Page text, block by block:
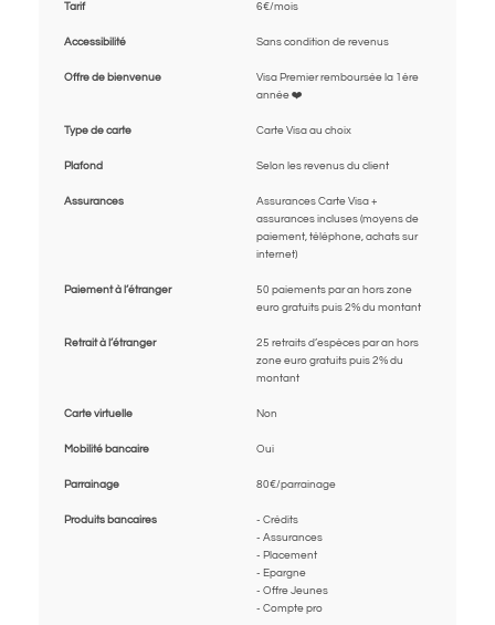
Tarif 6€/mois
Accessibilité Sans condition de revenus
Offre de bienvenue
Visa Premier remboursée la 1ère
année ❤️
Type de carte Carte Visa au choix
Plafond Selon les revenus du client
Assurances
Assurances Carte Visa +
assurances incluses (moyens de
paiement, téléphone, achats sur
internet)
Paiement à l’étranger
50 paiements par an hors zone
euro gratuits puis 2% du montant
Retrait à l’étranger
25 retraits d’espèces par an hors
zone euro gratuits puis 2% du
montant
Carte virtuelle Non
Mobilité bancaire Oui
Parrainage 80€/parrainage
Produits bancaires
- Crédits
- Assurances
- Placement
- Epargne
- Offre Jeunes
- Compte pro